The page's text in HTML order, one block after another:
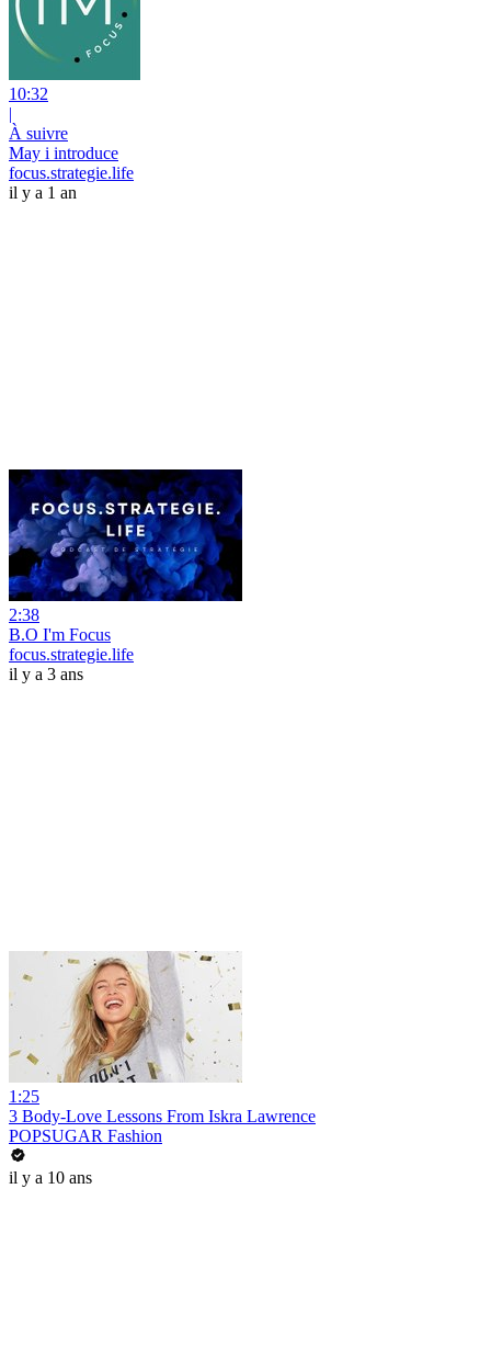
10:32
|
À suivre
May i introduce
focus.strategie.life
il y a 1 an
2:38
B.O I'm Focus
focus.strategie.life
il y a 3 ans
1:25
3 Body-Love Lessons From Iskra Lawrence
POPSUGAR Fashion
il y a 10 ans